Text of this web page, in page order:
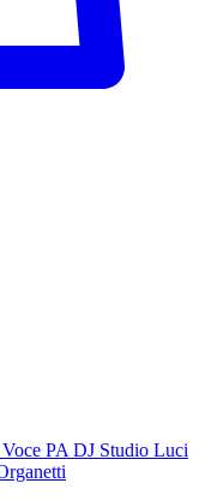
Voce PA DJ Studio Luci